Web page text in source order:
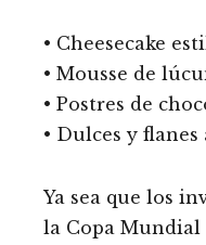
• Cheesecake
• Mousse de
• Postres de
• Dulces y flanes
Ya sea que los
la Copa Mundial